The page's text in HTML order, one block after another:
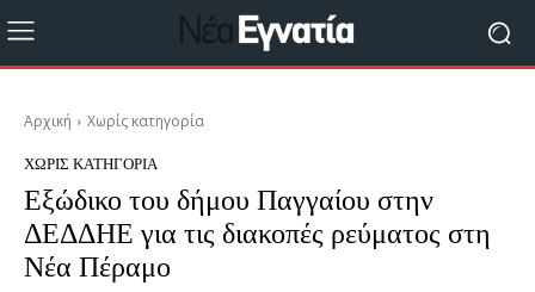
Αρχική Χωρίς κατηγορία
ΧΩΡΊΣ ΚΑΤΗΓΟΡΊΑ
Εξώδικο του δήμου Παγγαίου στην
ΔΕΔΔΗΕ για τις διακοπές ρεύματος στη
Νέα Πέραμο